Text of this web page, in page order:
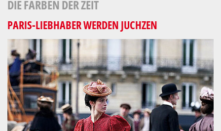
DIE FARBEN DER ZEIT
PARIS-LIEBHABER WERDEN JUCHZEN